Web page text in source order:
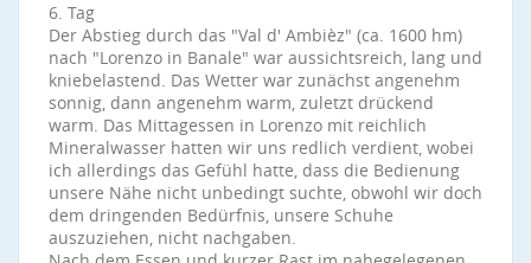
6. Tag
Der Abstieg durch das "Val d' Ambièz" (ca. 1600 hm)
nach "Lorenzo in Banale" war aussichtsreich, lang und
kniebelastend. Das Wetter war zunächst angenehm
sonnig, dann angenehm warm, zuletzt drückend
warm. Das Mittagessen in Lorenzo mit reichlich
Mineralwasser hatten wir uns redlich verdient, wobei
ich allerdings das Gefühl hatte, dass die Bedienung
unsere Nähe nicht unbedingt suchte, obwohl wir doch
dem dringenden Bedürfnis, unsere Schuhe
auszuziehen, nicht nachgaben.